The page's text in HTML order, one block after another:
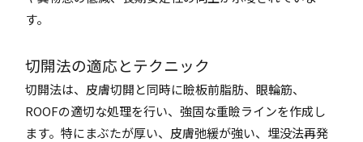
す。
切開法の適応とテクニック
切開法は、皮膚切開と同時に瞼板前脂肪、眼輪筋、
ROOFの適切な処理を行い、強固な重瞼ラインを作成し
ます。特にまぶたが厚い、皮膚弛緩が強い、埋没法再発